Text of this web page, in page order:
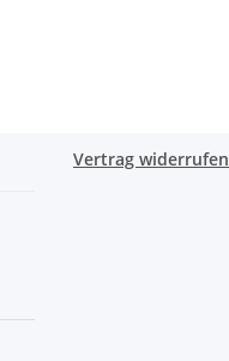
Vertrag widerrufen